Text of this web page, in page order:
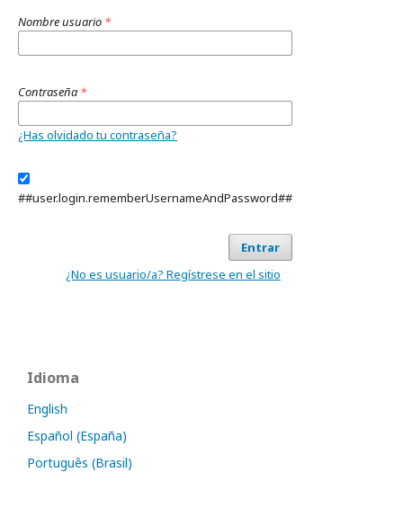
Nombre usuario *
Contraseña *
¿Has olvidado tu contraseña?
##user.login.rememberUsernameAndPassword##
Entrar
¿No es usuario/a? Regístrese en el sitio
Idioma
English
Español (España)
Português (Brasil)